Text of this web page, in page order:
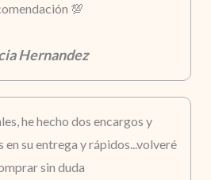
💯
Hernandez
he hecho dos encargos y
en su entrega y rápidos...volveré
sin duda